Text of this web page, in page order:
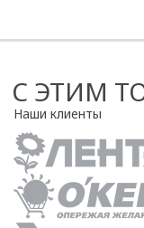
С ЭТИМ
Наши клиенты